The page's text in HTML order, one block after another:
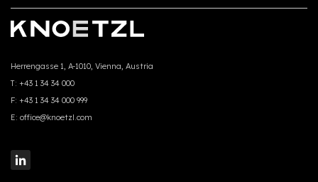
Herrengasse 1, A-1010, Vienna, Austria
T: +43 1 34 34 000
F: +43 1 34 34 000 999
E: office@knoetzl.com